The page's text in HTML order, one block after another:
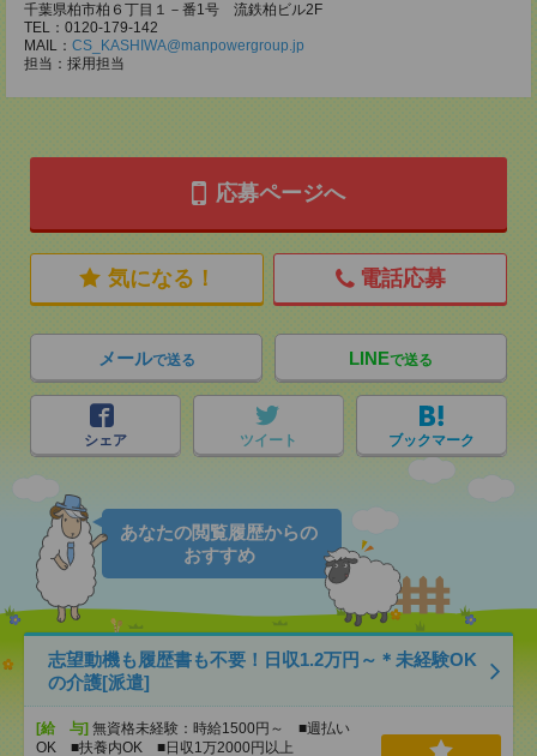
千葉県柏市柏６丁目１－番1号 流鉄柏ビル2F
TEL：0120-179-142
MAIL： CS_KASHIWA@manpowergroup.jp
担当：採用担当
応募ページへ
気になる！ 電話応募
メールで送る LINEで送る
シェア ツイート ブックマーク
あなたの閲覧履歴からの
おすすめ
志望動機も履歴書も不要！日収1.2万円～＊未経験OK
の介護[派遣]
[給 与] 無資格未経験：時給1500円～ ■週払い
OK ■扶養内OK ■日収1万2000円以上